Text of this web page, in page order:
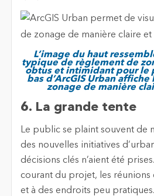
L’image du haut
typique de règlement de
obtus et intimidant pour le
bas d’ArcGIS Urban
zonage de manière
6. La grande tente
Le public se plaint souvent de
des nouvelles initiatives
décisions clés n’aient été
courant du projet, les réunions
et à des endroits peu